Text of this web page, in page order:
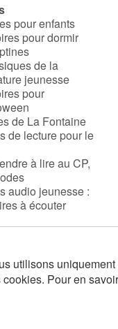
pour enfants
pour dormir
de la
jeunesse
pour
de La Fontaine
de lecture pour le
à lire au CP,
audio jeunesse :
à écouter
utilisons
Pour en